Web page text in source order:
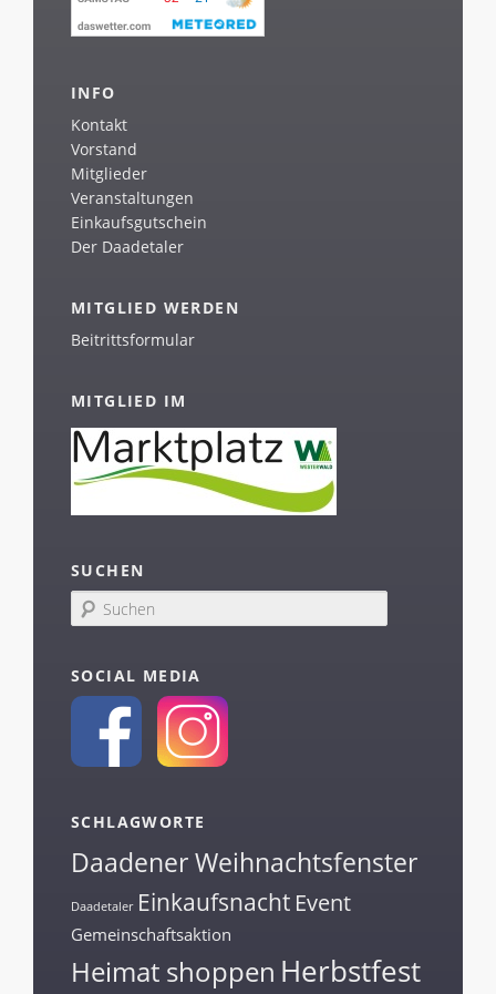
INFO
Kontakt
Vorstand
Mitglieder
Veranstaltungen
Einkaufsgutschein
Der Daadetaler
MITGLIED WERDEN
Beitrittsformular
MITGLIED IM
SUCHEN
u
e
n
SOCIAL MEDIA
SCHLAGWORTE
Daadener Weihnachtsfenster
Daadetaler Einkaufsnacht Event
Gemeinschaftsaktion
Heimat shoppen Herbstfest